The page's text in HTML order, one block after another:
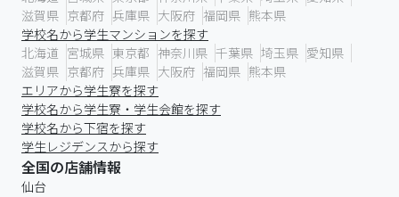
滋賀県 京都府 兵庫県 大阪府 福岡県 熊本県
学校名から学生マンションを探す
北海道 宮城県 東京都 神奈川県 千葉県 埼玉県 愛知県
滋賀県 京都府 兵庫県 大阪府 福岡県 熊本県
エリアから学生寮を探す
学校名から学生寮・学生会館を探す
学校名から下宿を探す
学生レジデンスから探す
全国の店舗情報
仙台